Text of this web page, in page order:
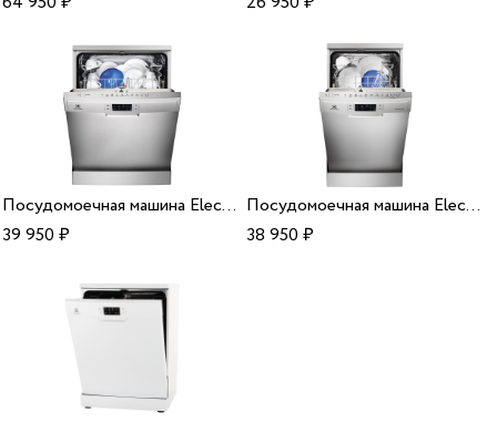
Посудомоечная машина Electrolux ESF 9552 LOX
39 950₽
Посудомоечная машина Electrolux ESF 9452 LOX
38 950₽